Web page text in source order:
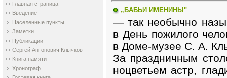
Главная страница
Введение
Населенные пункты
Заметки
Публикации
Сергей Антонович Клычков
Книга памяти
Хронограф
„БАБЬИ ИМЕНИНЫ"
— так необычно
в День пожилого
в Доме-музее С. А.
За праздничным
ноцветьем астр,